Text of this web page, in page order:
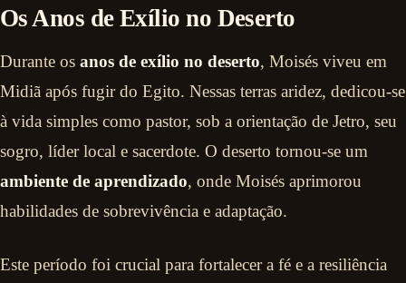
Os Anos de Exílio no Deserto
Durante os anos de exílio no deserto, Moisés viveu em
Midiã após fugir do Egito. Nessas terras aridez, dedicou-se
à vida simples como pastor, sob a orientação de Jetro, seu
sogro, líder local e sacerdote. O deserto tornou-se um
ambiente de aprendizado, onde Moisés aprimorou
habilidades de sobrevivência e adaptação.
Este período foi crucial para fortalecer a fé e a resiliência